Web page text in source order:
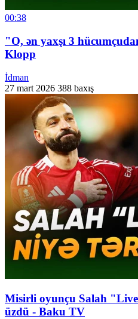
00:38
"O, ən yaxşı 3
Klopp
İdman
27 mart 2026 388 baxış
Misirli oyunçu Salah
üzdü - Baku TV